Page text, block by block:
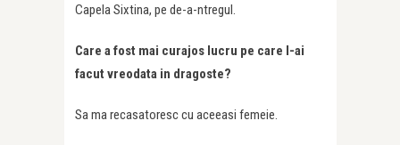
Capela Sixtina, pe de-a-ntregul.
Care a fost mai curajos lucru pe care l-ai
facut vreodata in dragoste?
Sa ma recasatoresc cu aceeasi femeie.